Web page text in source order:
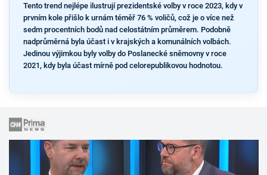
Tento trend nejlépe ilustrují prezidentské volby v roce 2023, kdy v
prvním kole přišlo k urnám téměř 76 % voličů, což je o více než
sedm procentních bodů nad celostátním průměrem. Podobně
nadprůměrná byla účast i v krajských a komunálních volbách.
Jedinou výjimkou byly volby do Poslanecké sněmovny v roce
2021, kdy byla účast mírně pod celorepublikovou hodnotou.